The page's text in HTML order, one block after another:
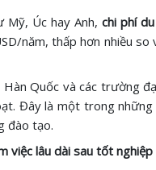
Mỹ, Úc hay Anh, chi phí
năm, thấp hơn nhiều so
Hàn Quốc và các trường
Đây là một trong
đào tạo.
việc lâu dài sau tốt nghiệp